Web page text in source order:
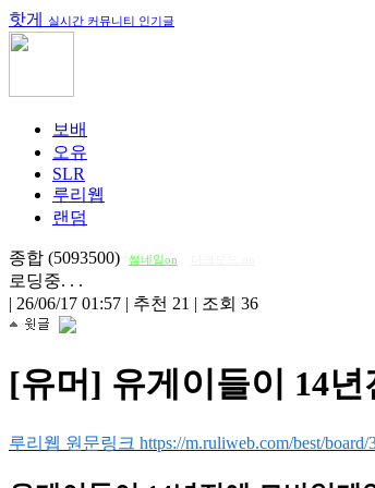
핫게 실시간 커뮤니티 인기글
보배
오유
SLR
루리웹
랜덤
종합 (5093500) 썸네일on
로딩중. . .
| 26/06/17 01:57 | 추천 21 | 조회 36
[유머] 유게이들이 14
루리웹 원문링크 https://m.ruliweb.com/best/board/